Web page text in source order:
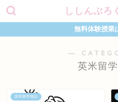
ししんぶろ
無料体験授業
―
英米留
英米留学物語